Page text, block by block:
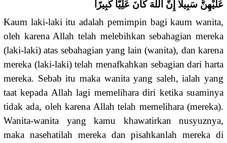
عَلَيْهِنَّ سَبِيلًا إِنَّ اللَّهَ كَانَ عَلِيًّا كَبِيرًا
Kaum laki-laki itu adalah pemimpin bagi kaum wanita,
oleh karena Allah telah melebihkan sebahagian mereka
(laki-laki) atas sebahagian yang lain (wanita), dan karena
mereka (laki-laki) telah menafkahkan sebagian dari harta
mereka. Sebab itu maka wanita yang saleh, ialah yang
taat kepada Allah lagi memelihara diri ketika suaminya
tidak ada, oleh karena Allah telah memelihara (mereka).
Wanita-wanita yang kamu khawatirkan nusyuznya,
maka nasehatilah mereka dan pisahkanlah mereka di